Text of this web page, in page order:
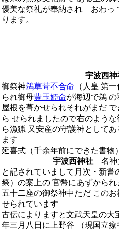
優美な祭礼が奉納され おわっ
ります。
宇波西
御祭神鵜草葺不合命 （人皇 第
られ御母豊玉姫命が海辺で鵜
屋根を葺かせられそれがまだ
ら せられましたので右のよう
ら漁猟 又安産の守護神として
ます
延喜式（千余年前にできた書物
宇波西神社 名
と記されていまして月次・新
祭）の案上の 官幣にあずから
五十二座の御祭神中ただ この
せられています
古伝によりますと文武天皇の大
年三月八日に上野谷 （現国立